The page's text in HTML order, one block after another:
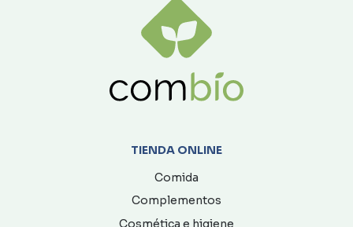
TIENDA ONLINE
Comida
Complementos
Cosmética e higiene